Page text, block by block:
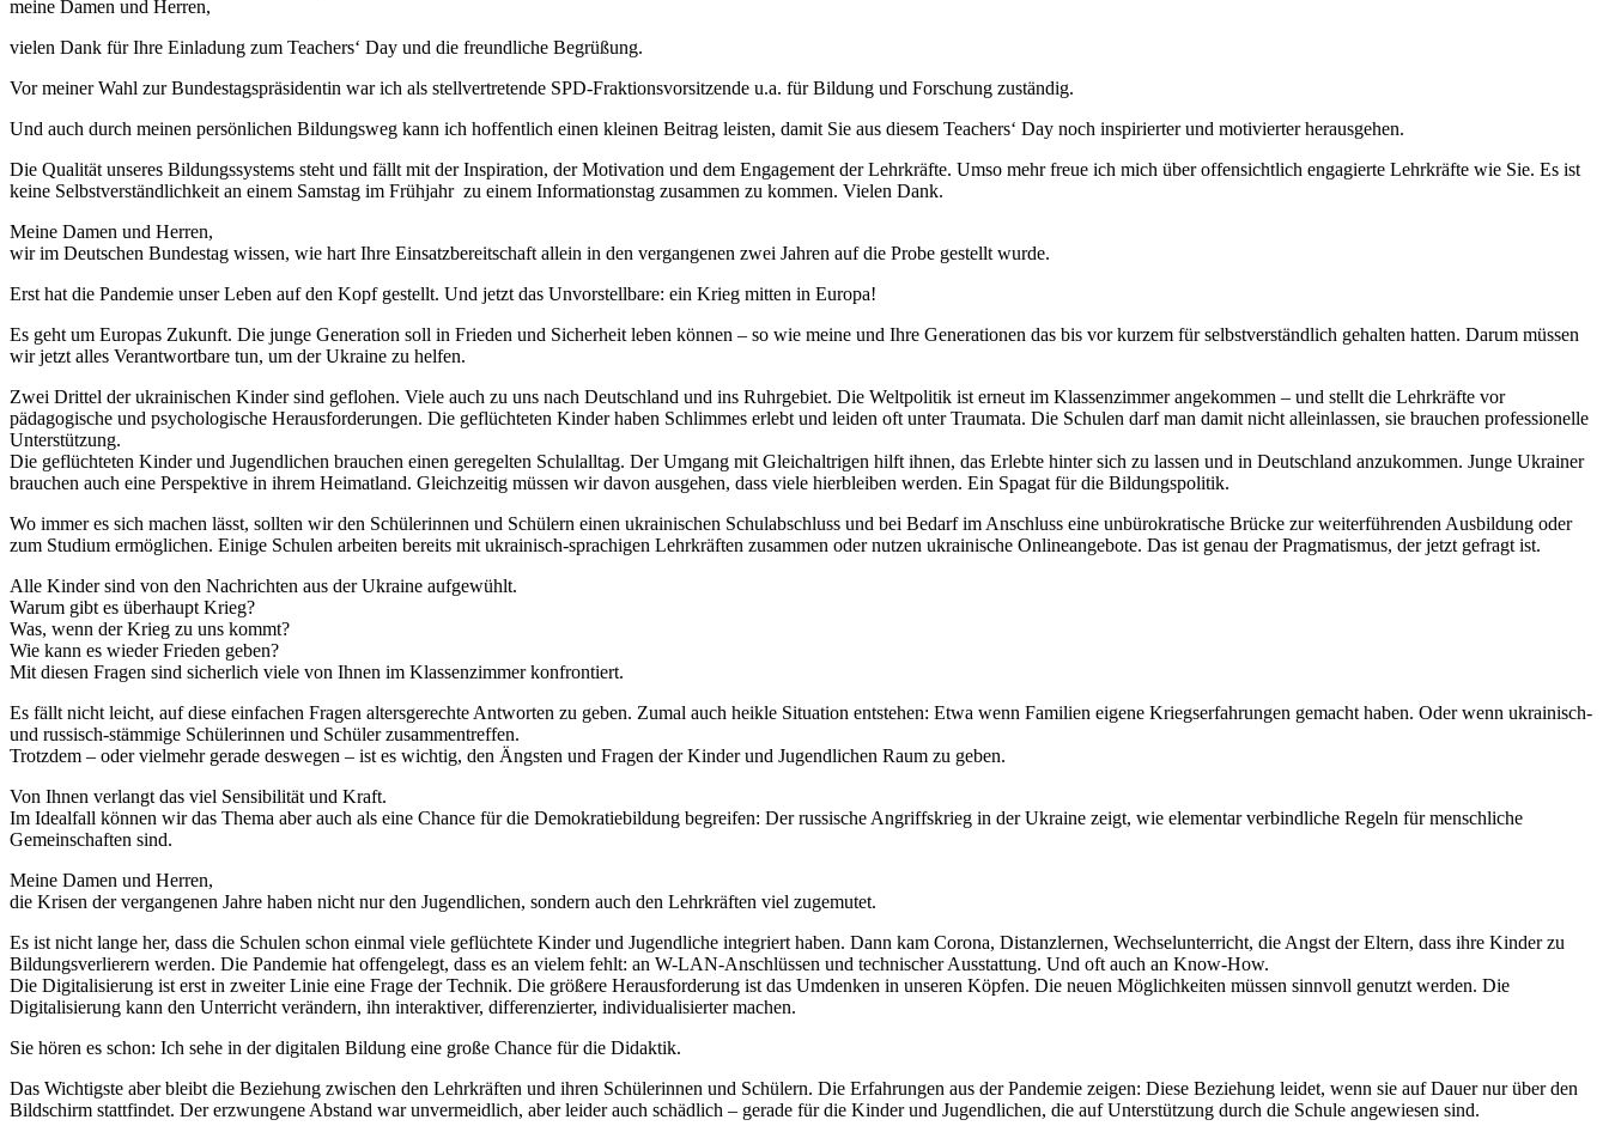
meine Damen und Herren,
vielen Dank für Ihre Einladung zum Teachers‘ Day und die freundliche Begrüßung.
Vor meiner Wahl zur Bundestagspräsidentin war ich als stellvertretende SPD-Fraktionsvorsitzende u.a. für Bildung und Forschung zuständig.
Und auch durch meinen persönlichen Bildungsweg kann ich hoffentlich einen kleinen Beitrag leisten, damit Sie aus diesem Teachers‘ Day noch inspirierter und motivierter herausgehen.
Die Qualität unseres Bildungssystems steht und fällt mit der Inspiration, der Motivation und dem Engagement der Lehrkräfte. Umso mehr freue ich mich über offensichtlich engagierte Lehrkräfte wie Sie. Es ist
keine Selbstverständlichkeit an einem Samstag im Frühjahr zu einem Informationstag zusammen zu kommen. Vielen Dank.
Meine Damen und Herren,
wir im Deutschen Bundestag wissen, wie hart Ihre Einsatzbereitschaft allein in den vergangenen zwei Jahren auf die Probe gestellt wurde.
Erst hat die Pandemie unser Leben auf den Kopf gestellt. Und jetzt das Unvorstellbare: ein Krieg mitten in Europa!
Es geht um Europas Zukunft. Die junge Generation soll in Frieden und Sicherheit leben können – so wie meine und Ihre Generationen das bis vor kurzem für selbstverständlich gehalten hatten. Darum müssen
wir jetzt alles Verantwortbare tun, um der Ukraine zu helfen.
Zwei Drittel der ukrainischen Kinder sind geflohen. Viele auch zu uns nach Deutschland und ins Ruhrgebiet. Die Weltpolitik ist erneut im Klassenzimmer angekommen – und stellt die Lehrkräfte vor
pädagogische und psychologische Herausforderungen. Die geflüchteten Kinder haben Schlimmes erlebt und leiden oft unter Traumata. Die Schulen darf man damit nicht alleinlassen, sie brauchen professionelle
Unterstützung.
Die geflüchteten Kinder und Jugendlichen brauchen einen geregelten Schulalltag. Der Umgang mit Gleichaltrigen hilft ihnen, das Erlebte hinter sich zu lassen und in Deutschland anzukommen. Junge Ukrainer
brauchen auch eine Perspektive in ihrem Heimatland. Gleichzeitig müssen wir davon ausgehen, dass viele hierbleiben werden. Ein Spagat für die Bildungspolitik.
Wo immer es sich machen lässt, sollten wir den Schülerinnen und Schülern einen ukrainischen Schulabschluss und bei Bedarf im Anschluss eine unbürokratische Brücke zur weiterführenden Ausbildung oder
zum Studium ermöglichen. Einige Schulen arbeiten bereits mit ukrainisch-sprachigen Lehrkräften zusammen oder nutzen ukrainische Onlineangebote. Das ist genau der Pragmatismus, der jetzt gefragt ist.
Alle Kinder sind von den Nachrichten aus der Ukraine aufgewühlt.
Warum gibt es überhaupt Krieg?
Was, wenn der Krieg zu uns kommt?
Wie kann es wieder Frieden geben?
Mit diesen Fragen sind sicherlich viele von Ihnen im Klassenzimmer konfrontiert.
Es fällt nicht leicht, auf diese einfachen Fragen altersgerechte Antworten zu geben. Zumal auch heikle Situation entstehen: Etwa wenn Familien eigene Kriegserfahrungen gemacht haben. Oder wenn ukrainisch-
und russisch-stämmige Schülerinnen und Schüler zusammentreffen.
Trotzdem – oder vielmehr gerade deswegen – ist es wichtig, den Ängsten und Fragen der Kinder und Jugendlichen Raum zu geben.
Von Ihnen verlangt das viel Sensibilität und Kraft.
Im Idealfall können wir das Thema aber auch als eine Chance für die Demokratiebildung begreifen: Der russische Angriffskrieg in der Ukraine zeigt, wie elementar verbindliche Regeln für menschliche
Gemeinschaften sind.
Meine Damen und Herren,
die Krisen der vergangenen Jahre haben nicht nur den Jugendlichen, sondern auch den Lehrkräften viel zugemutet.
Es ist nicht lange her, dass die Schulen schon einmal viele geflüchtete Kinder und Jugendliche integriert haben. Dann kam Corona, Distanzlernen, Wechselunterricht, die Angst der Eltern, dass ihre Kinder zu
Bildungsverlierern werden. Die Pandemie hat offengelegt, dass es an vielem fehlt: an W-LAN-Anschlüssen und technischer Ausstattung. Und oft auch an Know-How.
Die Digitalisierung ist erst in zweiter Linie eine Frage der Technik. Die größere Herausforderung ist das Umdenken in unseren Köpfen. Die neuen Möglichkeiten müssen sinnvoll genutzt werden. Die
Digitalisierung kann den Unterricht verändern, ihn interaktiver, differenzierter, individualisierter machen.
Sie hören es schon: Ich sehe in der digitalen Bildung eine große Chance für die Didaktik.
Das Wichtigste aber bleibt die Beziehung zwischen den Lehrkräften und ihren Schülerinnen und Schülern. Die Erfahrungen aus der Pandemie zeigen: Diese Beziehung leidet, wenn sie auf Dauer nur über den
Bildschirm stattfindet. Der erzwungene Abstand war unvermeidlich, aber leider auch schädlich – gerade für die Kinder und Jugendlichen, die auf Unterstützung durch die Schule angewiesen sind.